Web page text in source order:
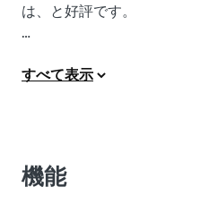
は、と好評です。
使い方ガイドや充実のサポ
税務や申告でお悩みの方に
申告の使い方を熟知した税
すべて表示
機能